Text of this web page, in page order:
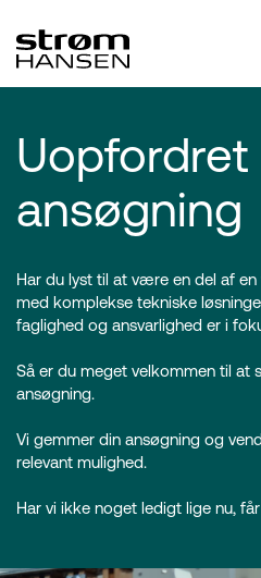
Uopfordret
ansøgning
Har du lyst til at være en del af
med komplekse tekniske
faglighed og ansvarlighed er i
Så er du meget velkommen til at
ansøgning.
Vi gemmer din ansøgning og
relevant mulighed.
Har vi ikke noget ledigt lige nu,